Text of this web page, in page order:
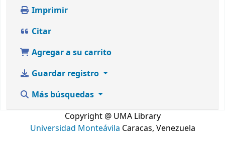
Imprimir
Citar
Agregar a su carrito
Guardar registro
Más búsquedas
Copyright @ UMA Library
Universidad Monteávila Caracas, Venezuela